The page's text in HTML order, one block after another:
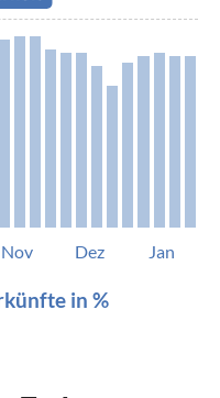
Nov Dez Jan
in %